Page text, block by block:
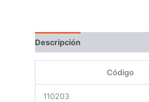
Descripción
Código
110203